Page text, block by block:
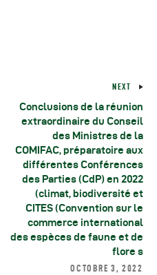
NEXT
Conclusions de la réunion
extraordinaire du Conseil
des Ministres de la
COMIFAC, préparatoire aux
différentes Conférences
des Parties (CdP) en 2022
(climat, biodiversité et
CITES (Convention sur le
commerce international
des espèces de faune et de
flore s
OCTOBRE 3, 2022